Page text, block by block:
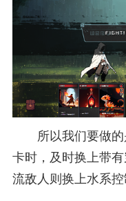
所以我们要做
卡时，及时换上带
流敌人则换上水系控